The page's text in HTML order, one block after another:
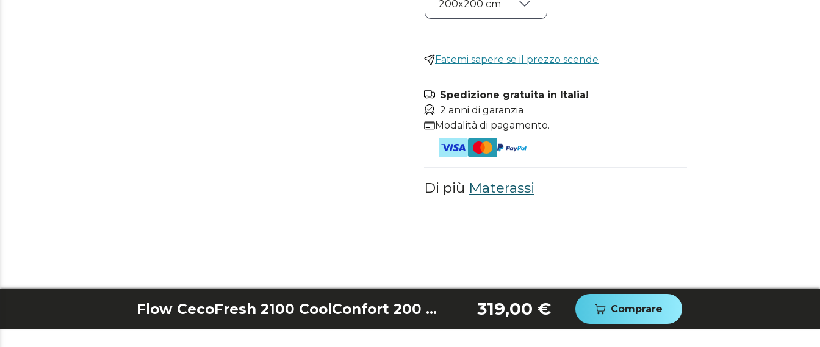
Fatemi sapere se il prezzo scende
Spedizione gratuita in Italia!
2 anni di garanzia
Modalità di pagamento.
Di più Materassi
Flow CecoFresh 2100 CoolConfort 200 x 200 319,00 € Comprare